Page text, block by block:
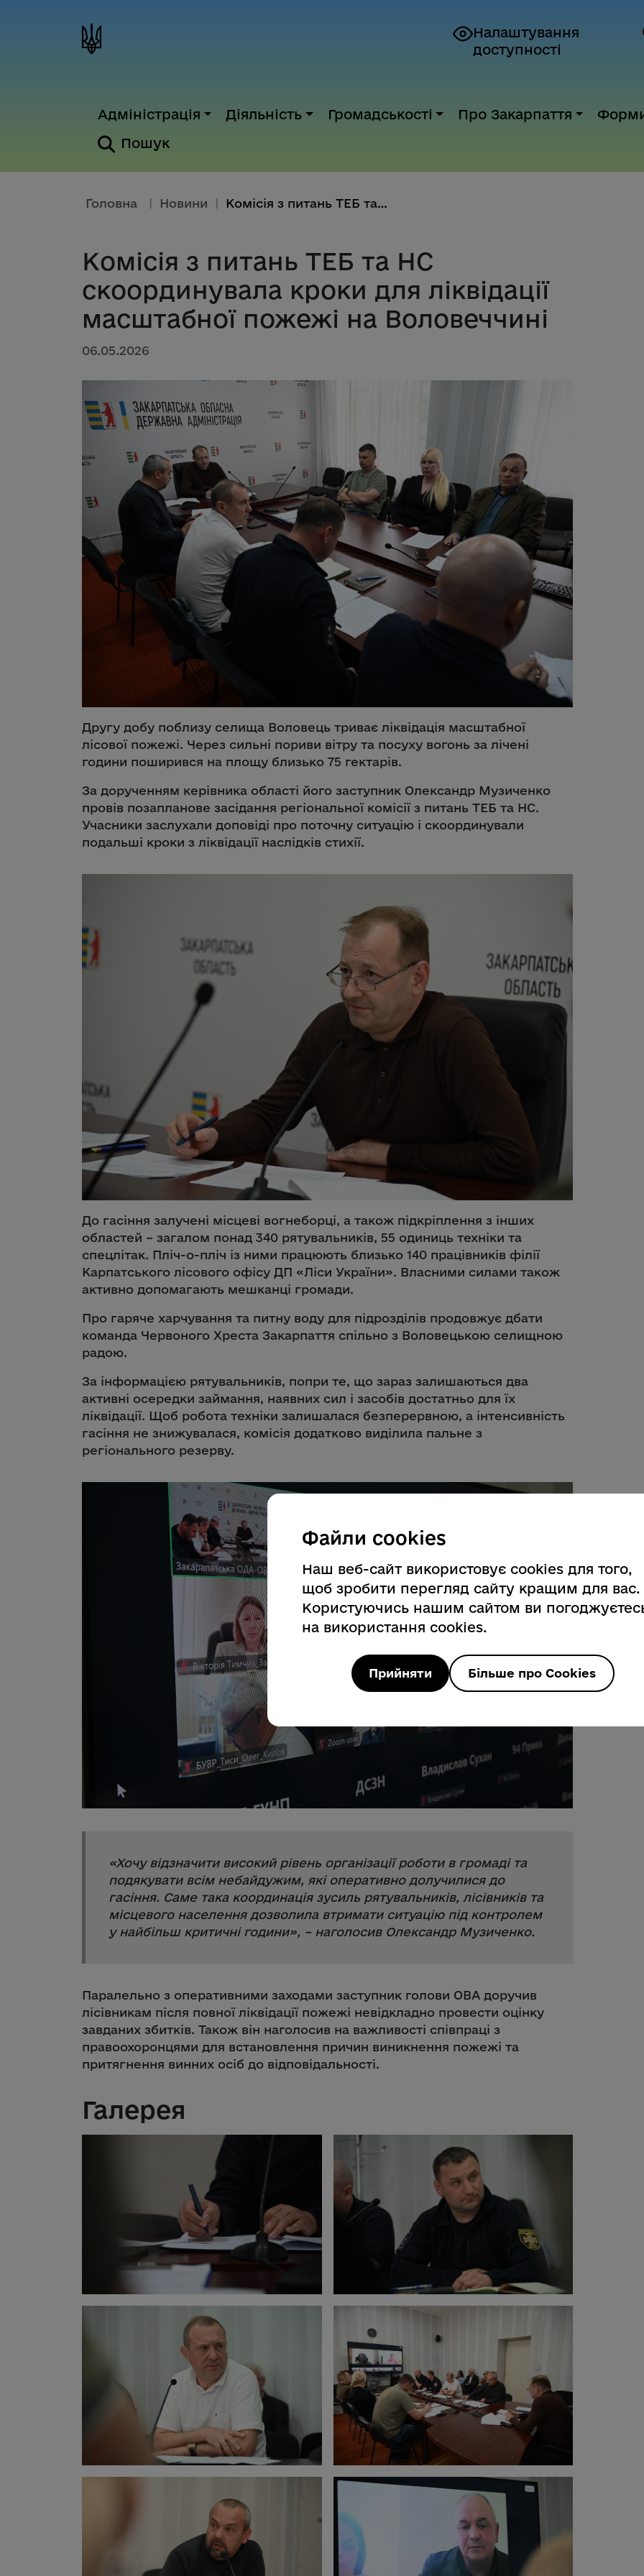
Налаштування
доступності
Адміністрація Діяльність Громадськості Про Закарпаття
Пошук
Головна Новини Комісія з питань ТЕБ та НС ско...
Комісія з питань ТЕБ та НС
скоординувала кроки для ліквідації
масштабної пожежі на Воловеччині
06.05.2026
Другу добу поблизу селища Воловець триває ліквідація масштабної
лісової пожежі. Через сильні пориви вітру та посуху вогонь за лічені
години поширився на площу близько 75 гектарів.
За дорученням керівника області його заступник Олександр Музиченко
провів позапланове засідання регіональної комісії з питань ТЕБ та НС.
Учасники заслухали доповіді про поточну ситуацію і скоординували
подальші кроки з ліквідації наслідків стихії.
До гасіння залучені місцеві вогнеборці, а також підкріплення з інших
областей – загалом понад 340 рятувальників, 55 одиниць техніки та
спецлітак. Пліч-о-пліч із ними працюють близько 140 працівників філії
Карпатського лісового офісу ДП «Ліси України». Власними силами також
активно допомагають мешканці громади.
Про гаряче харчування та питну воду для підрозділів продовжує дбати
команда Червоного Хреста Закарпаття спільно з Воловецькою селищною
радою.
За інформацією рятувальників, попри те, що зараз залишаються два
активні осередки займання, наявних сил і засобів достатньо для їх
ліквідації. Щоб робота техніки залишалася безперервною, а інтенсивність
гасіння не знижувалася, комісія додатково виділила пальне з
регіонального резерву.
«Хочу відзначити високий рівень організації роботи в громаді та
подякувати всім небайдужим, які оперативно долучилися до
гасіння. Саме така координація зусиль рятувальників, лісівників та
місцевого населення дозволила втримати ситуацію під контролем
у найбільш критичні години», – наголосив Олександр Музиченко.
Паралельно з оперативними заходами заступник голови ОВА доручив
лісівникам після повної ліквідації пожежі невідкладно провести оцінку
завданих збитків. Також він наголосив на важливості співпраці з
правоохоронцями для встановлення причин виникнення пожежі та
притягнення винних осіб до відповідальності.
Галерея
Файли cookies
Наш веб-сайт використовує cookies для того,
щоб зробити перегляд сайту кращим для вас.
Користуючись нашим сайтом ви
на використання cookies.
Прийняти Більше про Cookies